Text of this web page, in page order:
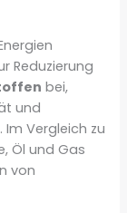
Reduzierung
bei,
und
. Im Vergleich zu
Öl und Gas
von